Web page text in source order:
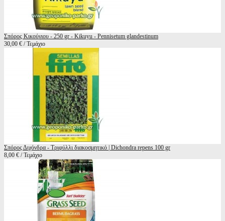
Σπόρος Κικούγιου - 250 gr - Kikuyu - Pennisetum glandestinum
30,00 € / Τεμάχιο
Σπόρος Διχόνδρα - Tριφύλλι διακοσμητικό | Dichondra repens 100 gr
8,00 € / Τεμάχιο